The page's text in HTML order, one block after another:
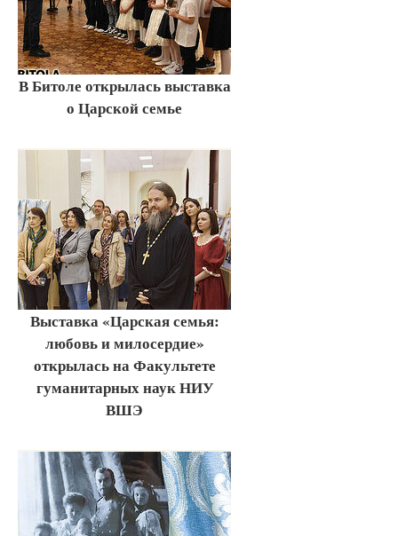
В Битоле открылась выставка
о Царской семье
Выставка «Царская семья:
любовь и милосердие»
открылась на Факультете
гуманитарных наук НИУ
ВШЭ